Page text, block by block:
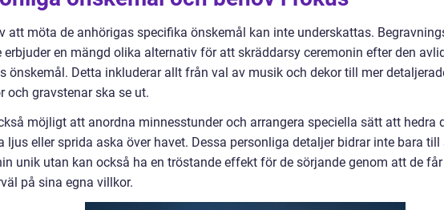
att möta de anhörigas specifika önskemål kan inte underskattas.
erbjuder en mängd olika alternativ för att skräddarsy ceremonin efter den
önskemål. Detta inkluderar allt från val av musik och dekor till mer
och gravstenar ska se ut.
möjligt att anordna minnesstunder och arrangera speciella sätt att hedra
ljus eller sprida aska över havet. Dessa personliga detaljer bidrar inte bara till
unik utan kan också ha en tröstande effekt för de sörjande genom att de
på sina egna villkor.